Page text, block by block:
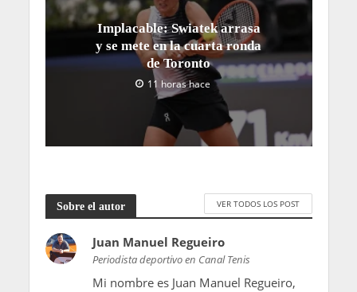
Implacable: Swiatek arrasa
y se mete en la cuarta ronda
de Toronto
11 horas hace
Sobre el autor VER TODOS LOS POST
Juan Manuel Regueiro
Periodista deportivo en Canal Tenis
Mi nombre es Juan Manuel Regueiro,